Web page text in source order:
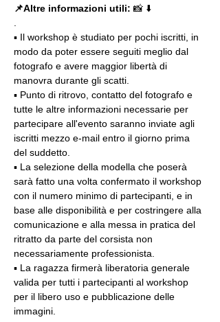
📌Altre informazioni utili: 📸 ⬇️
▪️ Il workshop è studiato per pochi iscritti, in
modo da poter essere seguiti meglio dal
fotografo e avere maggior libertà di
manovra durante gli scatti.
▪️ Punto di ritrovo, contatto del fotografo e
tutte le altre informazioni necessarie per
partecipare all'evento saranno inviate agli
iscritti mezzo e-mail entro il giorno prima
del suddetto.
▪️ La selezione della modella che poserà
sarà fatto una volta confermato il workshop
con il numero minimo di partecipanti, e in
base alle disponibilità e per costringere alla
comunicazione e alla messa in pratica del
ritratto da parte del corsista non
necessariamente professionista.
▪️ La ragazza firmerà liberatoria generale
valida per tutti i partecipanti al workshop
per il libero uso e pubblicazione delle
immagini.